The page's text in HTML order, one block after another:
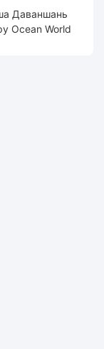
Даваншань
Ocean World